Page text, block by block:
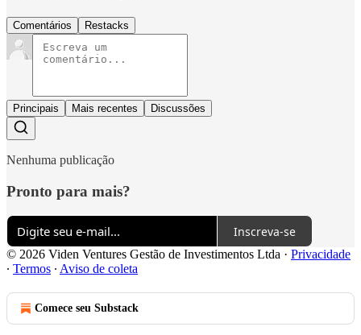
Comentários Restacks
Principais Mais recentes Discussões
Nenhuma publicação
Pronto para mais?
Inscreva-se
© 2026 Viden Ventures Gestão de Investimentos Ltda · Privacidade
∙ Termos ∙ Aviso de coleta
Comece seu Substack